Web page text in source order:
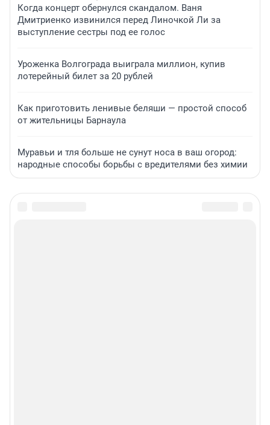
Когда концерт обернулся скандалом. Ваня
Дмитриенко извинился перед Линочкой Ли за
выступление сестры под ее голос
Уроженка Волгограда выиграла миллион, купив
лотерейный билет за 20 рублей
Как приготовить ленивые беляши — простой способ
от жительницы Барнаула
Муравьи и тля больше не сунут носа в ваш огород:
народные способы борьбы с вредителями без химии